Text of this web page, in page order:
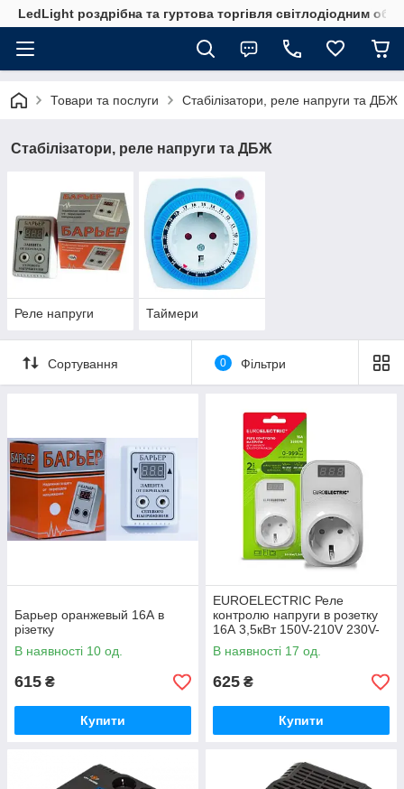
LedLight роздрiбна та гуртова торгiвля свiтлодiодним
Товари та послуги Стабілізатори, реле напруги та ДБЖ
Стабілізатори, реле напруги та ДБЖ
Реле напруги Таймери
Сортування 0 Фільтри
Барьер оранжевый 16А в
різетку
В наявності 10 од.
615 ₴
Купити
EUROELECTRIC Реле
контролю напруги в розетку
16А 3,5кВт 150V-210V 230V-
280V (50)
В наявності 17 од.
625 ₴
Купити